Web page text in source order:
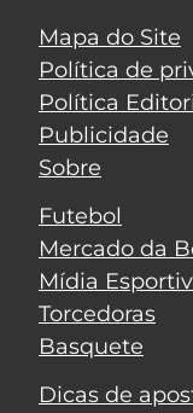
Mapa do Site
Política de
Política
Publicidade
Sobre
Futebol
Mercado da
Mídia
Torcedoras
Basquete
Dicas de